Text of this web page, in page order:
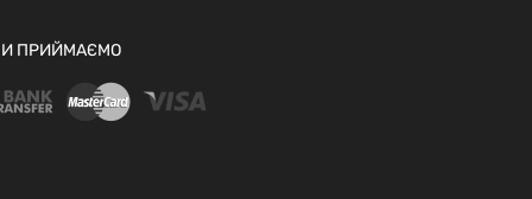
ПРИЙМАЄМО